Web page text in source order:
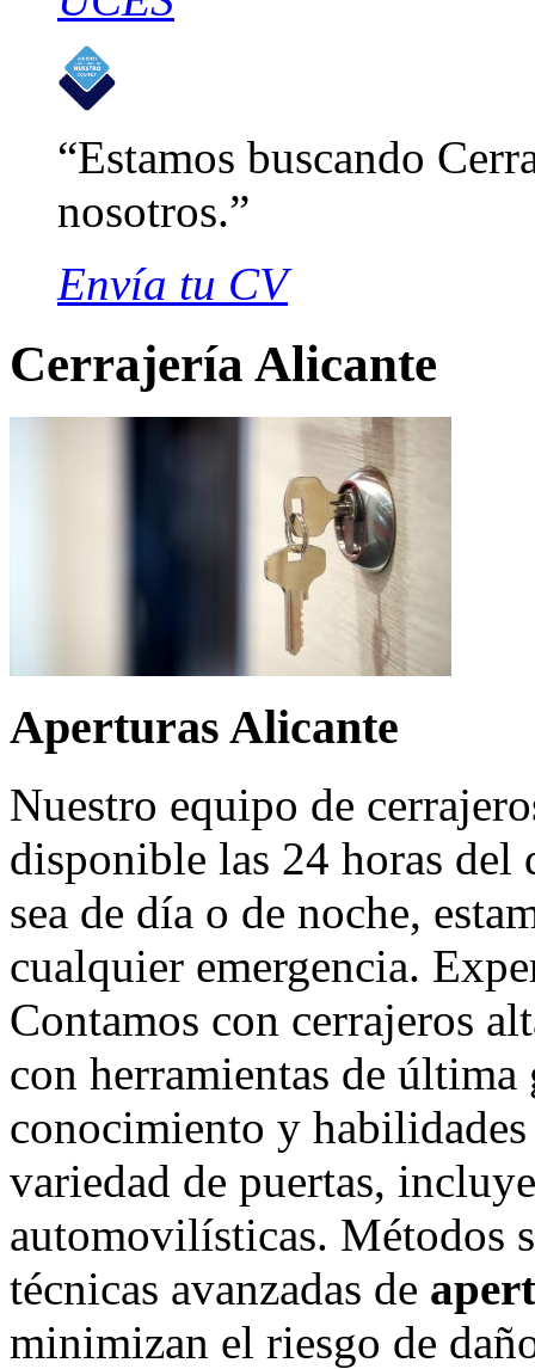
Estamos buscando
nosotros.
Envía tu CV
Cerrajería Alicante
Aperturas Alicante
Nuestro equipo de
disponible las 24 horas del
sea de día o de noche,
cualquier emergencia.
Contamos con cerrajeros
con herramientas de
conocimiento y
variedad de puertas,
automovilísticas. Métodos
técnicas avanzadas de
minimizan el riesgo de